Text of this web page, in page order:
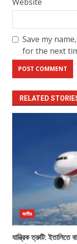
Save my
for the next
RELATED
জাতীয়
যান্ত্রিক ত্রুটি: ইতালিতে